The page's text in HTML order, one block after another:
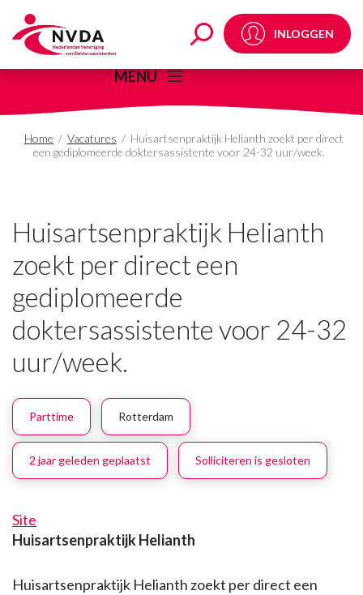
HuisartsenpraktijkINLOGGEN
MENU
Home / Vacatures / Huisartsenpraktijk Helianth zoekt per direct
een gediplomeerde doktersassistente voor 24-32 uur/week.
Huisartsenpraktijk Helianth
zoekt per direct een
gediplomeerde
doktersassistente voor 24-32
uur/week.
Parttime Rotterdam
2 jaar geleden geplaatst Solliciteren is gesloten
Site
Huisartsenpraktijk Helianth
Huisartsenpraktijk Helianth zoekt per direct een